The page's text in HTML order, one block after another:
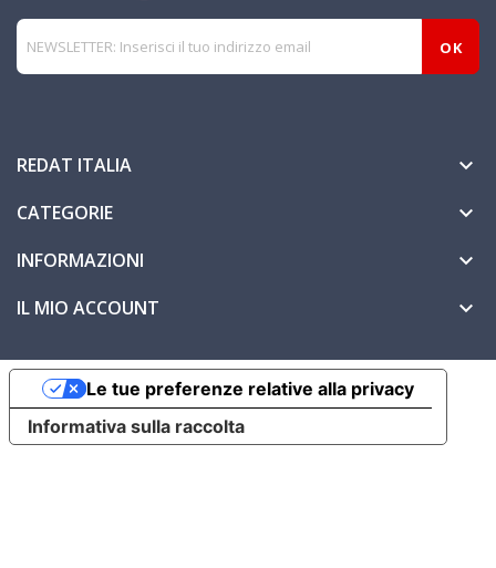
REDAT ITALIA 
CATEGORIE 
INFORMAZIONI 
IL MIO ACCOUNT 
Informativa sulla raccolta
Le tue preferenze relative alla privacy